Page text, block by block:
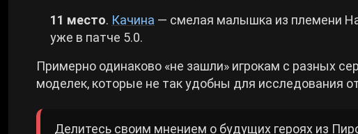
11 место. Качина — смелая малышка из племени
уже в патче 5.0.
Примерно одинаково «не зашли» игрокам с разных
моделек, которые не так удобны для исследования
Делитесь своим мнением о будущих героях из